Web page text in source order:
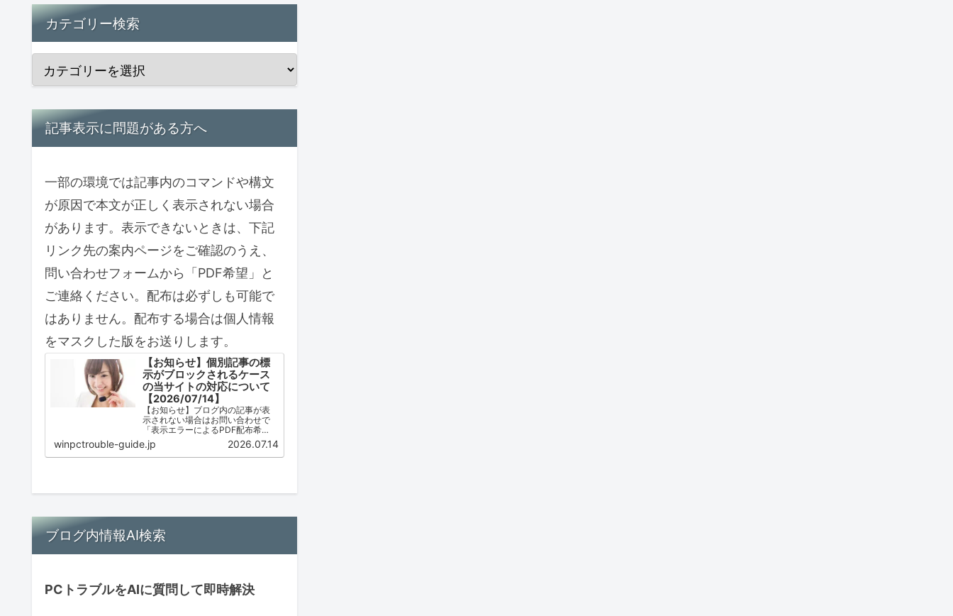
カテゴリー検索
記事表示に問題がある方へ
一部の環境では記事内のコマンドや構文
が原因で本文が正しく表示されない場合
があります。表示できないときは、下記
リンク先の案内ページをご確認のうえ、
問い合わせフォームから「PDF希望」と
ご連絡ください。配布は必ずしも可能で
はありません。配布する場合は個人情報
をマスクした版をお送りします。
【お知らせ】個別記事の標
示がブロックされるケース
の当サイトの対応について
【2026/07/14】
【お知らせ】ブログ内の記事が表
示されない場合はお問い合わせで
「表示エラーによるPDF配布希
望」とご連絡ください。ただし、
配布は必ずしも可能ではありませ
ん。
winpctrouble-guide.jp 2026.07.14
ブログ内情報AI検索
PCトラブルをAIに質問して即時解決